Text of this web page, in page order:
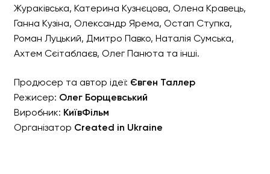
Жураківська, Катерина Кузнєцова, Олена Кравець,
Ганна Кузіна, Олександр Ярема, Остап Ступка,
Роман Луцький, Дмитро Павко, Наталія Сумська,
Ахтем Сєітаблаєв, Олег Панюта та інші.
Продюсер та автор ідеї: Євген Таллер
Режисер: Олег Борщевський
Виробник: КиївФільм
Організатор Created in Ukraine